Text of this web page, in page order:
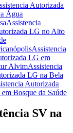
Autorizada
Água
Assistencia
LG no Alto
Assistencia
LG em
AlvimAssistencia
LG na Bela
Autorizada
em Bosque da Saúde
SV na